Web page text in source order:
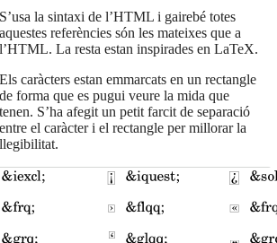
S’usa la sintaxi de l’HTML i gairebé totes
aquestes referències són les mateixes que a
l’HTML. La resta estan inspirades en LaTeX.
Els caràcters estan emmarcats en un rectangle
de forma que es pugui veure la mida que
tenen. S’ha afegit un petit farcit de separació
entre el caràcter i el rectangle per millorar la
llegibilitat.